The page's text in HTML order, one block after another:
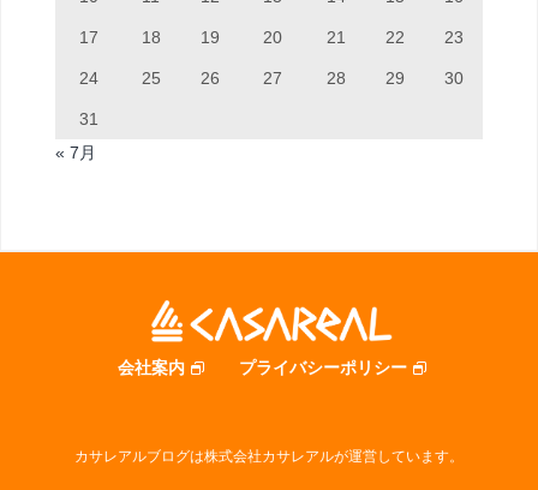
17 18 19 20 21 22 23
24 25 26 27 28 29 30
31
« 7月
会社案内 プライバシーポリシー
カサレアルブログは株式会社カサレアルが運営しています。